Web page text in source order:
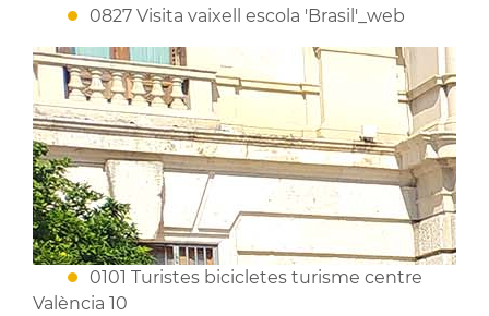
0827 Visita vaixell escola 'Brasil'_web
0101 Turistes bicicletes turisme centre
València 10